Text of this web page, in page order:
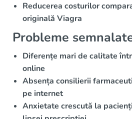
Reducerea costurilor
originală Viagra
Probleme
Diferențe mari de calitate
online
Absența consilierii
pe internet
Anxietate crescută la